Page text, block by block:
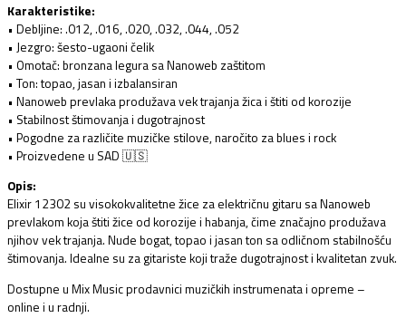
Karakteristike:
• Debljine: .012, .016, .020, .032, .044, .052
• Jezgro: šesto-ugaoni čelik
• Omotač: bronzana legura sa Nanoweb zaštitom
• Ton: topao, jasan i izbalansiran
• Nanoweb prevlaka produžava vek trajanja žica i štiti od korozije
• Stabilnost štimovanja i dugotrajnost
• Pogodne za različite muzičke stilove, naročito za blues i rock
• Proizvedene u SAD 🇺🇸
Opis:
Elixir 12302 su visokokvalitetne žice za električnu gitaru sa Nanoweb
prevlakom koja štiti žice od korozije i habanja, čime značajno produžava
njihov vek trajanja. Nude bogat, topao i jasan ton sa odličnom stabilnošću
štimovanja. Idealne su za gitariste koji traže dugotrajnost i kvalitetan zvuk.
Dostupne u Mix Music prodavnici muzičkih instrumenata i opreme –
online i u radnji.